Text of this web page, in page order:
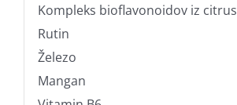
Kompleks bioflavonoidov iz
Rutin
Železo
Mangan